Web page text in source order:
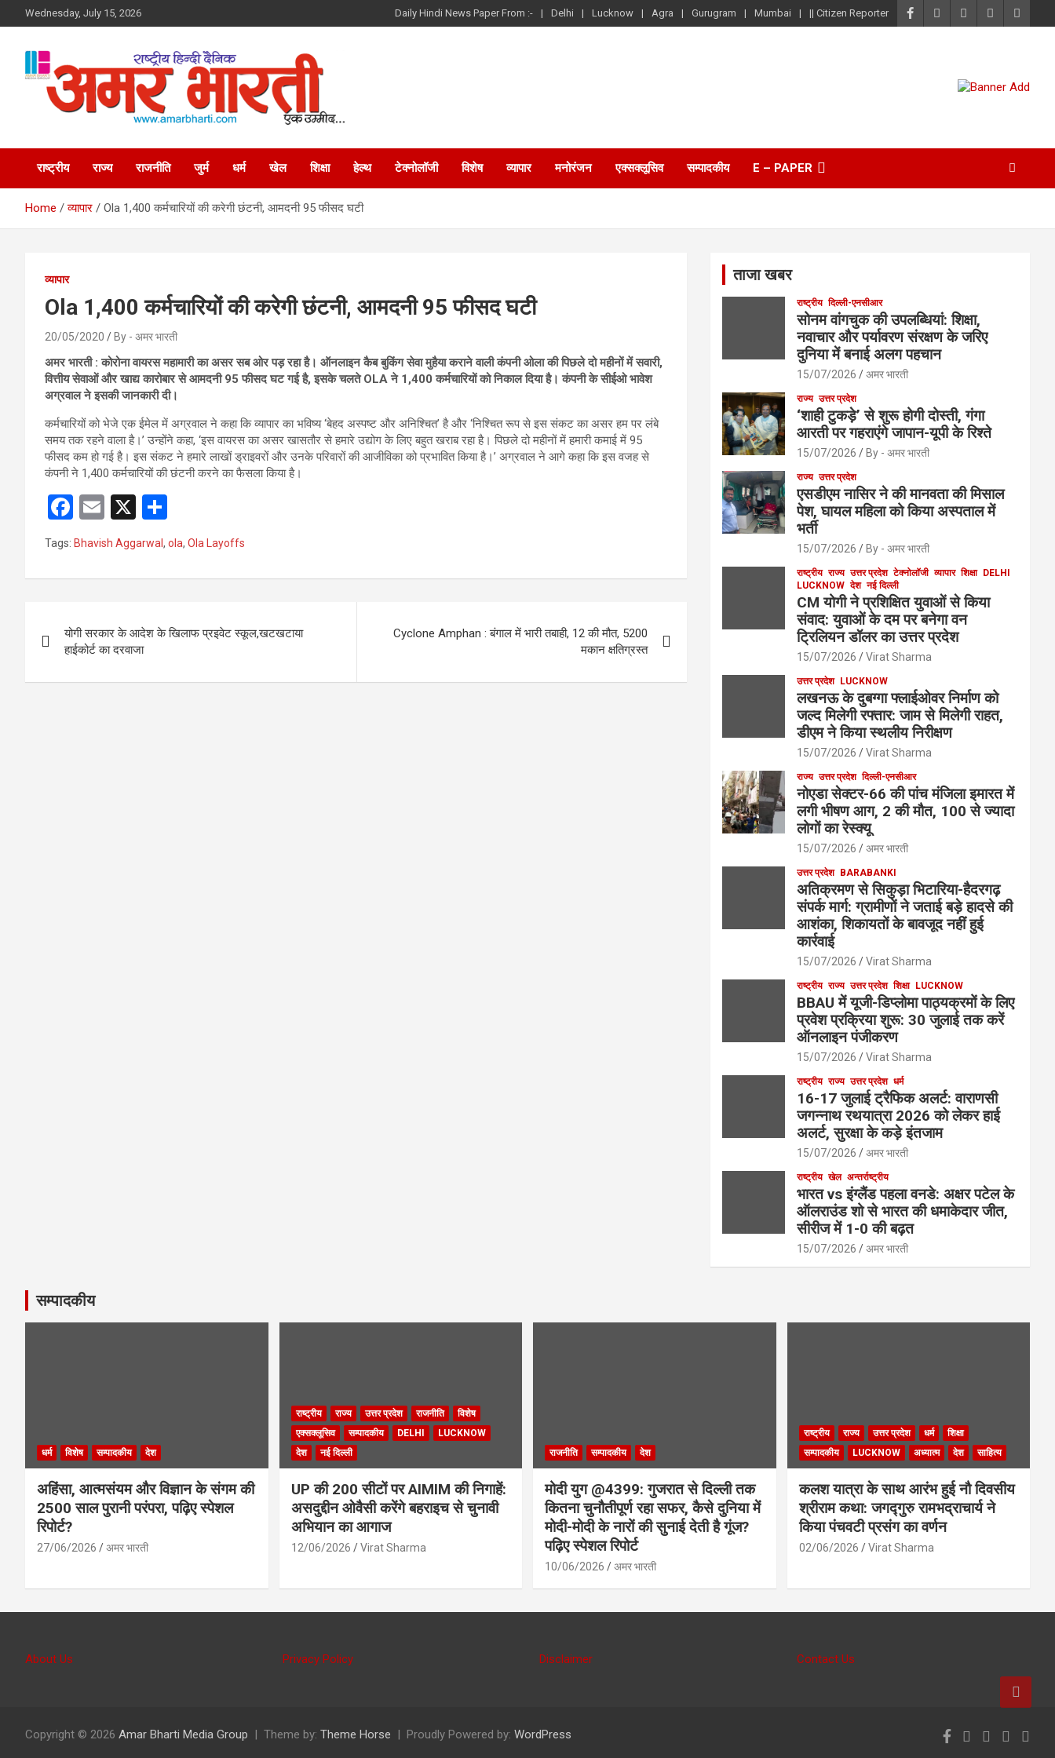
to
Wednesday, July 15, 2026 Daily Hindi News Paper From :- Delhi Lucknow Agra Gurugram Mumbai || Citizen Reporter
Amar Bharti Media
Group
राष्ट्रीय राज्य राजनीति जुर्म धर्म खेल शिक्षा हेल्थ टेक्नोलॉजी विशेष व्यापार मनोरंजन एक्सक्लूसिव सम्पादकीय E – PAPER
Home व्यापार Ola 1,400 कर्मचारियों की करेगी छंटनी, आमदनी 95 फीसद घटी
व्यापार
Ola 1,400 कर्मचारियों की करेगी छंटनी, आमदनी 95 फीसद घटी
20/05/2020 By - अमर भारती
अमर भारती : कोरोना वायरस महामारी का असर सब ओर पड़ रहा है। ऑनलाइन कैब बुकिंग सेवा मुहैया कराने वाली कंपनी ओला की पिछले दो महीनों में सवारी,
वित्तीय सेवाओं और खाद्य कारोबार से आमदनी 95 फीसद घट गई है, इसके चलते OLA ने 1,400 कर्मचारियों को निकाल दिया है। कंपनी के सीईओ भावेश
अग्रवाल ने इसकी जानकारी दी।
कर्मचारियों को भेजे एक ईमेल में अग्रवाल ने कहा कि व्यापार का भविष्य ‘बेहद अस्पष्ट और अनिश्चित’ है और ‘निश्चित रूप से इस संकट का असर हम पर लंबे
समय तक रहने वाला है।’ उन्होंने कहा, ‘इस वायरस का असर खासतौर से हमारे उद्योग के लिए बहुत खराब रहा है। पिछले दो महीनों में हमारी कमाई में 95
फीसद कम हो गई है। इस संकट ने हमारे लाखों ड्राइवरों और उनके परिवारों की आजीविका को प्रभावित किया है।’ अग्रवाल ने आगे कहा कि इस वजह से
कंपनी ने 1,400 कर्मचारियों की छंटनी करने का फैसला किया है।
F
a
ce
b
o
k
E
m
ail
X
h
ar
e
Tags: Bhavish Aggarwal , ola, Ola Layoffs
navigation
योगी सरकार के आदेश के खिलाफ प्रइवेट स्कूल,खटखटाया
हाईकोर्ट का दरवाजा
Cyclone Amphan : बंगाल में भारी तबाही, 12 की मौत, 5200
मकान क्षतिग्रस्‍त
ताजा खबर
राष्ट्रीय दिल्ली-एनसीआर
सोनम वांगचुक की उपलब्धियां: शिक्षा,
नवाचार और पर्यावरण संरक्षण के जरिए
दुनिया में बनाई अलग पहचान
15/07/2026 अमर भारती
राज्य उत्तर प्रदेश
‘शाही टुकड़े’ से शुरू होगी दोस्ती, गंगा
आरती पर गहराएंगे जापान-यूपी के रिश्ते
15/07/2026 By - अमर भारती
राज्य उत्तर प्रदेश
एसडीएम नासिर ने की मानवता की मिसाल
पेश, घायल महिला को किया अस्पताल में
भर्ती
15/07/2026 By - अमर भारती
राष्ट्रीय राज्य उत्तर प्रदेश टेक्नोलॉजी व्यापार शिक्षा DELHI
LUCKNOW देश नई दिल्ली
CM योगी ने प्रशिक्षित युवाओं से किया
संवाद: युवाओं के दम पर बनेगा वन
ट्रिलियन डॉलर का उत्तर प्रदेश
15/07/2026 Virat Sharma
उत्तर प्रदेश LUCKNOW
लखनऊ के दुबग्गा फ्लाईओवर निर्माण को
जल्द मिलेगी रफ्तार: जाम से मिलेगी राहत,
डीएम ने किया स्थलीय निरीक्षण
15/07/2026 Virat Sharma
राज्य उत्तर प्रदेश दिल्ली-एनसीआर
नोएडा सेक्टर-66 की पांच मंजिला इमारत में
लगी भीषण आग, 2 की मौत, 100 से ज्यादा
लोगों का रेस्क्यू
15/07/2026 अमर भारती
उत्तर प्रदेश BARABANKI
अतिक्रमण से सिकुड़ा भिटारिया-हैदरगढ़
संपर्क मार्ग: ग्रामीणों ने जताई बड़े हादसे की
आशंका, शिकायतों के बावजूद नहीं हुई
कार्रवाई
15/07/2026 Virat Sharma
राष्ट्रीय राज्य उत्तर प्रदेश शिक्षा LUCKNOW
BBAU में यूजी-डिप्लोमा पाठ्यक्रमों के लिए
प्रवेश प्रक्रिया शुरू: 30 जुलाई तक करें
ऑनलाइन पंजीकरण
15/07/2026 Virat Sharma
राष्ट्रीय राज्य उत्तर प्रदेश धर्म
16-17 जुलाई ट्रैफिक अलर्ट: वाराणसी
जगन्नाथ रथयात्रा 2026 को लेकर हाई
अलर्ट, सुरक्षा के कड़े इंतजाम
15/07/2026 अमर भारती
राष्ट्रीय खेल अन्तर्राष्ट्रीय
भारत vs इंग्लैंड पहला वनडे: अक्षर पटेल के
ऑलराउंड शो से भारत की धमाकेदार जीत,
सीरीज में 1-0 की बढ़त
15/07/2026 अमर भारती
सम्पादकीय
धर्म विशेष सम्पादकीय देश
अहिंसा, आत्मसंयम और विज्ञान के संगम की
2500 साल पुरानी परंपरा, पढ़िए स्पेशल
रिपोर्ट?
27/06/2026 अमर भारती
राष्ट्रीय राज्य उत्तर प्रदेश राजनीति
विशेष
एक्सक्लूसिव
सम्पादकीय DELHI
LUCKNOW
देश
नई दिल्ली
UP की 200 सीटों पर AIMIM की निगाहें:
असदुद्दीन ओवैसी करेंगे बहराइच से चुनावी
अभियान का आगाज
12/06/2026 Virat Sharma
राजनीति सम्पादकीय देश
मोदी युग @4399: गुजरात से दिल्ली तक
कितना चुनौतीपूर्ण रहा सफर, कैसे दुनिया में
मोदी-मोदी के नारों की सुनाई देती है गूंज?
पढ़िए स्पेशल रिपोर्ट
10/06/2026 अमर भारती
राष्ट्रीय राज्य उत्तर प्रदेश धर्म
शिक्षा
सम्पादकीय
LUCKNOW अध्यात्म देश साहित्य
कलश यात्रा के साथ आरंभ हुई नौ दिवसीय
श्रीराम कथा: जगद्गुरु रामभद्राचार्य ने
किया पंचवटी प्रसंग का वर्णन
02/06/2026 Virat Sharma
About Us Privacy Policy Disclaimer Contact Us
Copyright © 2026 Amar Bharti Media Group Theme by: Theme Horse Proudly Powered by: WordPress